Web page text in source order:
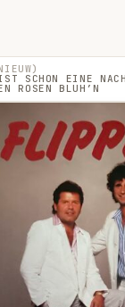
SCHON EINE
ROSEN BLUH’N